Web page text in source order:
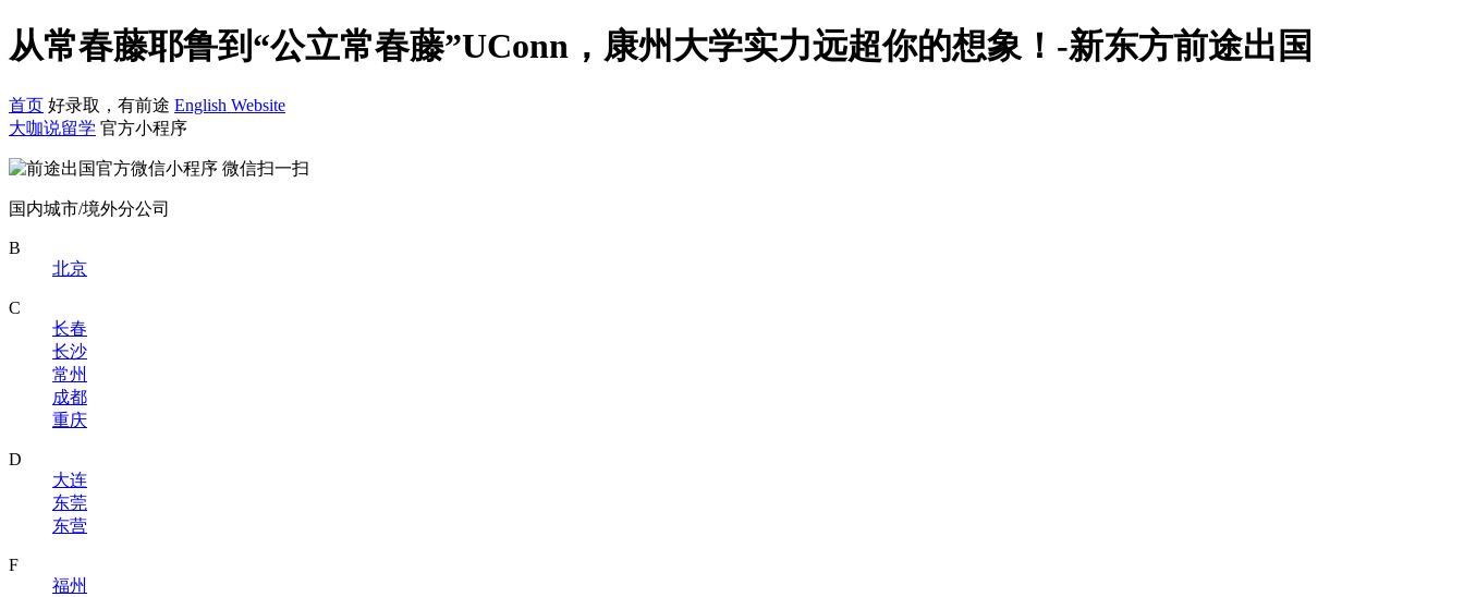
从常春藤耶鲁到“公立常春藤”UConn，康州大学实力远超你的想象！-新东方前途出国
首页 好录取，有前途 English Website
大咖说留学 官方小程序
微信扫一扫
国内城市/境外分公司
B
北京
C
长春
长沙
常州
成都
重庆
D
大连
东莞
东营
F
福州